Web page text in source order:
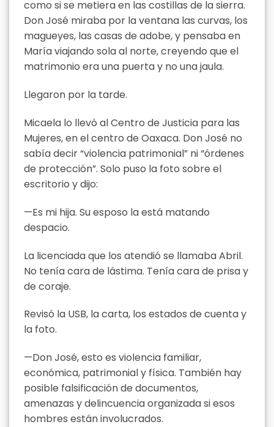
como si se metiera en las costillas de la sierra.
Don José miraba por la ventana las curvas, los
magueyes, las casas de adobe, y pensaba en
María viajando sola al norte, creyendo que el
matrimonio era una puerta y no una jaula.
Llegaron por la tarde.
Micaela lo llevó al Centro de Justicia para las
Mujeres, en el centro de Oaxaca. Don José no
sabía decir “violencia patrimonial” ni “órdenes
de protección”. Solo puso la foto sobre el
escritorio y dijo:
—Es mi hija. Su esposo la está matando
despacio.
La licenciada que los atendió se llamaba Abril.
No tenía cara de lástima. Tenía cara de prisa y
de coraje.
Revisó la USB, la carta, los estados de cuenta y
la foto.
—Don José, esto es violencia familiar,
económica, patrimonial y física. También hay
posible falsificación de documentos,
amenazas y delincuencia organizada si esos
hombres están involucrados.